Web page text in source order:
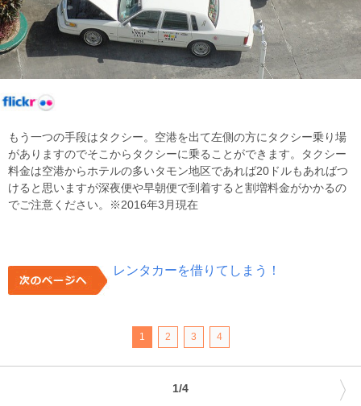
もう一つの手段はタクシー。空港を出て左側の方にタクシー乗り場
がありますのでそこからタクシーに乗ることができます。タクシー
料金は空港からホテルの多いタモン地区であれば20ドルもあればつ
けると思いますが深夜便や早朝便で到着すると割増料金がかかるの
でご注意ください。※2016年3月現在
レンタカーを借りてしまう！
1 2 3 4
1/4 〉